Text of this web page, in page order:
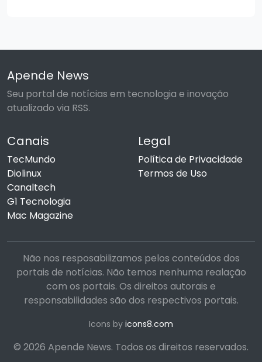
Apende News
Seu portal de notícias em tecnologia e inovação
atualizado via RSS.
Canais
TecMundo
Diolinux
Canaltech
G1 Tecnologia
Mac Magazine
Legal
Política de Privacidade
Termos de Uso
Não nos resposabilizamos pelos conteúdos dos
portais de notícias. Não temos nenhuma realação
com os portais. Os direitos autorais e
responsabilidades são dos respectivos portais.
Icons by icons8.com
© 2026 Apende News. Todos os direitos reservados.